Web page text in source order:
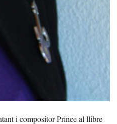
i compositor Prince al llibre